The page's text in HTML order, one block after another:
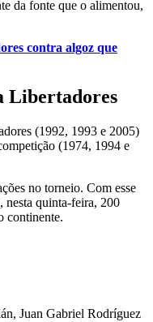
da fonte que o alimentou,
contra algoz que
Libertadores
(1992, 1993 e 2005)
(1974, 1994 e
no torneio. Com esse
nesta quinta-feira, 200
continente.
Juan Gabriel Rodríguez